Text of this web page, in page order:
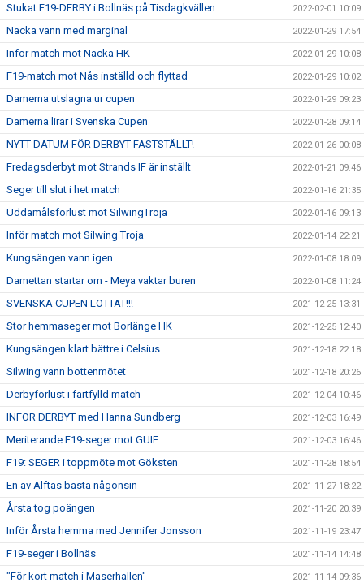
Stukat F19-DERBY i Bollnäs på Tisdagkvällen 2022-02-01 10:09
Nacka vann med marginal 2022-01-29 17:54
Inför match mot Nacka HK 2022-01-29 10:08
F19-match mot Nås inställd och flyttad 2022-01-29 10:02
Damerna utslagna ur cupen 2022-01-29 09:23
Damerna lirar i Svenska Cupen 2022-01-28 09:14
NYTT DATUM FÖR DERBYT FASTSTÄLLT! 2022-01-26 00:08
Fredagsderbyt mot Strands IF är inställt 2022-01-21 09:46
Seger till slut i het match 2022-01-16 21:35
Uddamålsförlust mot SilwingTroja 2022-01-16 09:13
Inför match mot Silwing Troja 2022-01-14 22:21
Kungsängen vann igen 2022-01-08 18:09
Damettan startar om - Meya vaktar buren 2022-01-08 11:24
SVENSKA CUPEN LOTTAT!!! 2021-12-25 13:31
Stor hemmaseger mot Borlänge HK 2021-12-25 12:40
Kungsängen klart bättre i Celsius 2021-12-18 22:18
Silwing vann bottenmötet 2021-12-18 20:26
Derbyförlust i fartfylld match 2021-12-04 10:46
INFÖR DERBYT med Hanna Sundberg 2021-12-03 16:49
Meriterande F19-seger mot GUIF 2021-12-03 16:46
F19: SEGER i toppmöte mot Göksten 2021-11-28 18:54
En av Alftas bästa någonsin 2021-11-27 18:22
Årsta tog poängen 2021-11-20 20:39
Inför Årsta hemma med Jennifer Jonsson 2021-11-19 23:47
F19-seger i Bollnäs 2021-11-14 14:48
"För kort match i Maserhallen" 2021-11-14 09:36